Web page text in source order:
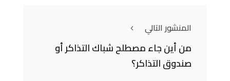
المنشور التالي
من أين جاء مصطلح شباك التذاكر أو
صندوق التذاكر؟